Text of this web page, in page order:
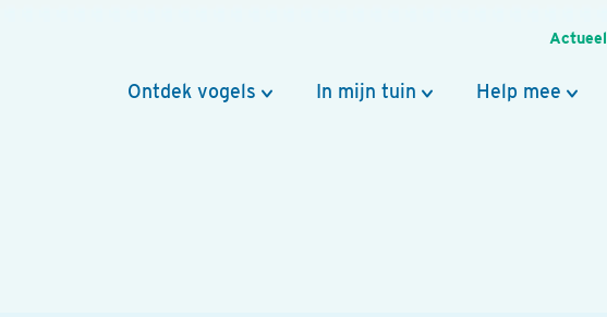
Actueel
Ontdek vogels In mijn tuin Help mee